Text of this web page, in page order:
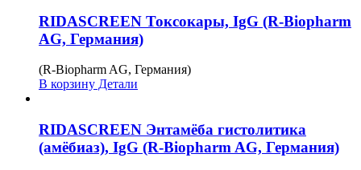
RIDASCREEN Токсокары, IgG (R-Biopharm
AG, Германия)
(R-Biopharm AG, Германия)
В корзину Детали
RIDASCREEN Энтамёба гистолитика
(амёбиаз), IgG (R-Biopharm AG, Германия)